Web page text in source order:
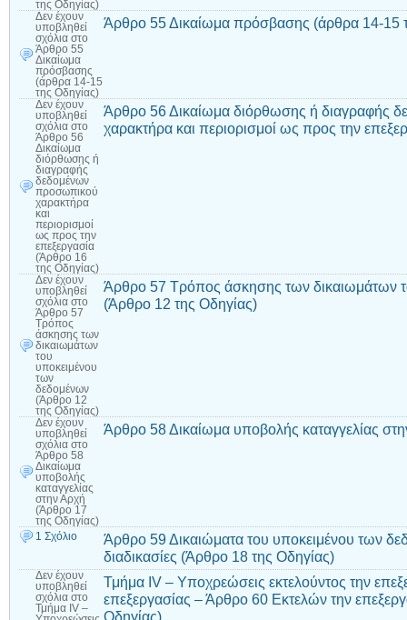
της Οδηγίας)
Δεν έχουν
υποβληθεί
σχόλια στο
Άρθρο 55
Δικαίωμα
πρόσβασης
(άρθρα 14-15
της Οδηγίας)
Άρθρο 55 Δικαίωμα πρόσβασης (άρθρα 14-15
Δεν έχουν
υποβληθεί
σχόλια στο
Άρθρο 56
Δικαίωμα
διόρθωσης ή
διαγραφής
δεδομένων
προσωπικού
χαρακτήρα
και
περιορισμοί
ως προς την
επεξεργασία
(Άρθρο 16
της Οδηγίας)
Άρθρο 56 Δικαίωμα διόρθωσης ή διαγραφής
χαρακτήρα και περιορισμοί ως προς την
Δεν έχουν
υποβληθεί
σχόλια στο
Άρθρο 57
Τρόπος
άσκησης των
δικαιωμάτων
του
υποκειμένου
των
δεδομένων
(Άρθρο 12
της Οδηγίας)
Άρθρο 57 Τρόπος άσκησης των δικαιωμάτων
(Άρθρο 12 της Οδηγίας)
Δεν έχουν
υποβληθεί
σχόλια στο
Άρθρο 58
Δικαίωμα
υποβολής
καταγγελίας
στην Αρχή
(Άρθρο 17
της Οδηγίας)
Άρθρο 58 Δικαίωμα υποβολής καταγγελίας
1 Σχόλιο
Άρθρο 59 Δικαιώματα του υποκειμένου των
διαδικασίες (Άρθρο 18 της Οδηγίας)
Δεν έχουν
υποβληθεί
σχόλια στο
Τμήμα ΙV –
Τμήμα ΙV – Υποχρεώσεις εκτελούντος την
επεξεργασίας – Άρθρο 60 Εκτελών την
Οδηγίας)